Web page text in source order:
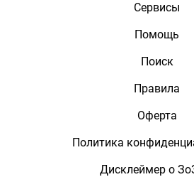
Сервисы
Помощь
Поиск
Правила
Оферта
Политика
Дисклеймер о